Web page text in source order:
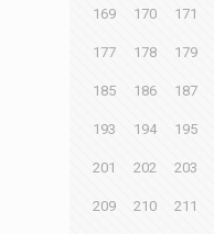
169 170 171
177 178 179
185 186 187
193 194 195
201 202 203
209 210 211